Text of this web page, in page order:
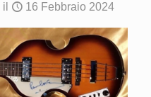
il 16 Febbraio 2024